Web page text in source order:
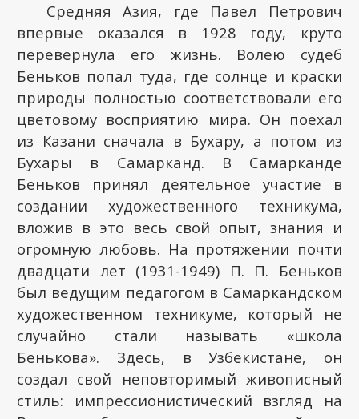
Средняя Азия, где Павел Петрович
впервые оказался в 1928 году, круто
перевернула его жизнь. Волею судеб
Беньков попал туда, где солнце и краски
природы полностью соответствовали его
цветовому восприятию мира. Он поехал
из Казани сначала в Бухару, а потом из
Бухары в Самарканд. В Самарканде
Беньков принял деятельное участие в
создании художественного техникума,
вложив в это весь свой опыт, знания и
огромную любовь. На протяжении почти
двадцати лет (1931-1949) П. П. Беньков
был ведущим педагогом в Самаркандском
художественном техникуме, который не
случайно стали называть «школа
Бенькова». Здесь, в Узбекистане, он
создал свой неповторимый живописный
стиль: импрессионистический взгляд на